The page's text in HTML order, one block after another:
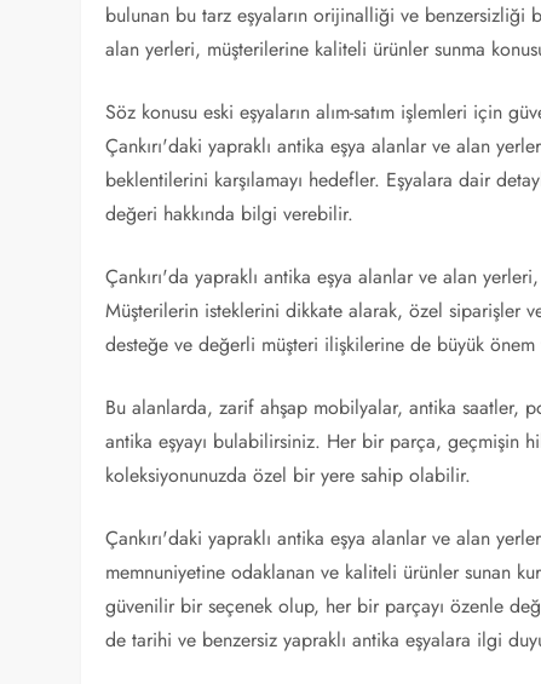
bulunan bu tarz eşyaların orijinalliği ve benzersizliği
alan yerleri, müşterilerine kaliteli ürünler sunma
Söz konusu eski eşyaların alım-satım işlemleri için
Çankırı'daki yapraklı antika eşya alanlar ve alan
beklentilerini karşılamayı hedefler. Eşyalara dair
değeri hakkında bilgi verebilir.
Çankırı'da yapraklı antika eşya alanlar ve alan
Müşterilerin isteklerini dikkate alarak, özel siparişler
desteğe ve değerli müşteri ilişkilerine de büyük önem
Bu alanlarda, zarif ahşap mobilyalar, antika saatler,
antika eşyayı bulabilirsiniz. Her bir parça, geçmişin
koleksiyonunuzda özel bir yere sahip olabilir.
Çankırı'daki yapraklı antika eşya alanlar ve alan
memnuniyetine odaklanan ve kaliteli ürünler sunan
güvenilir bir seçenek olup, her bir parçayı özenle
de tarihi ve benzersiz yapraklı antika eşyalara ilgi